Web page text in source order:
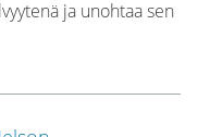
ja unohtaa sen